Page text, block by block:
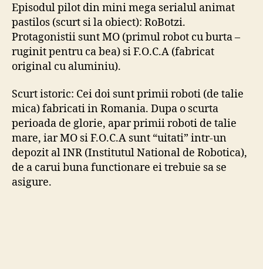
Episodul pilot din mini mega serialul animat
pastilos (scurt si la obiect): RoBotzi.
Protagonistii sunt MO (primul robot cu burta –
ruginit pentru ca bea) si F.O.C.A (fabricat
original cu aluminiu).
Scurt istoric: Cei doi sunt primii roboti (de talie
mica) fabricati in Romania. Dupa o scurta
perioada de glorie, apar primii roboti de talie
mare, iar MO si F.O.C.A sunt “uitati” intr-un
depozit al INR (Institutul National de Robotica),
de a carui buna functionare ei trebuie sa se
asigure.